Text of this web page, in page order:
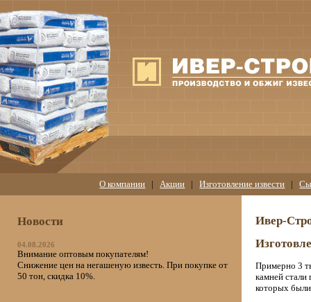
О компании |Акции |Изготовление извести |
Новости
04.08.2026
Внимание оптовым покупателям!
Снижение цен на негашеную известь. При покупке от
50 тон, скидка 10%.
Ивер-
Примерно 3
камней
которых были